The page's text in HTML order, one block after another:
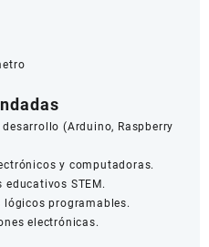
(Arduino, Raspberry
y computadoras.
STEM.
lógicos programables.
electrónicas.